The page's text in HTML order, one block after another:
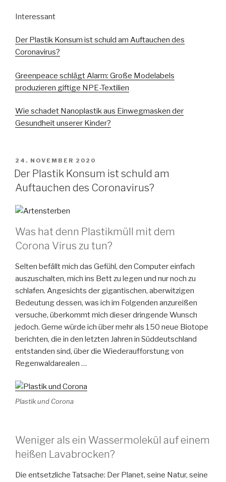
Interessant
Der Plastik Konsum ist schuld am Auftauchen des
Coronavirus?
Greenpeace schlägt Alarm: Große Modelabels
produzieren giftige NPE-Textilien
Wie schadet Nanoplastik aus Einwegmasken der
Gesundheit unserer Kinder?
VERÖFFENTLICHT
AM
24. NOVEMBER 2020
Der Plastik Konsum ist schuld am
Auftauchen des Coronavirus?
Was hat denn Plastikmüll mit dem
Corona Virus zu tun?
Selten befällt mich das Gefühl, den Computer einfach
auszuschalten, mich ins Bett zu legen und nur noch zu
schlafen. Angesichts der gigantischen, aberwitzigen
Bedeutung dessen, was ich im Folgenden anzureißen
versuche, überkommt mich dieser dringende Wunsch
jedoch. Gerne würde ich über mehr als 150 neue Biotope
berichten, die in den letzten Jahren in Süddeutschland
entstanden sind, über die Wiederaufforstung von
Regenwaldarealen …
Plastik und Corona
Weniger als ein Wassermolekül auf einem
heißen Lavabrocken?
Die entsetzliche Tatsache: Der Planet, seine Natur, seine